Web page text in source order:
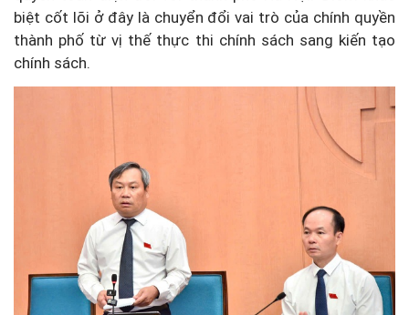
biệt cốt lõi ở đây là chuyển đổi vai trò của chính quyền
thành phố từ vị thế thực thi chính sách sang kiến tạo
chính sách.